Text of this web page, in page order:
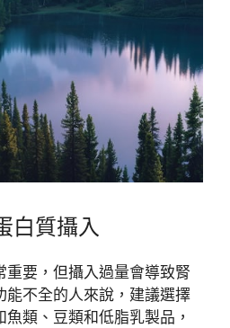
白質攝入
重要，但攝入過量會導致腎
能不全的人來說，建議選擇
類、豆類和低脂乳製品，